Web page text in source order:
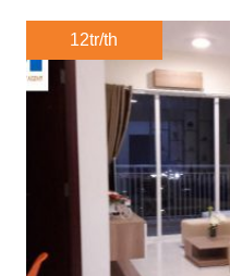
12tr/th